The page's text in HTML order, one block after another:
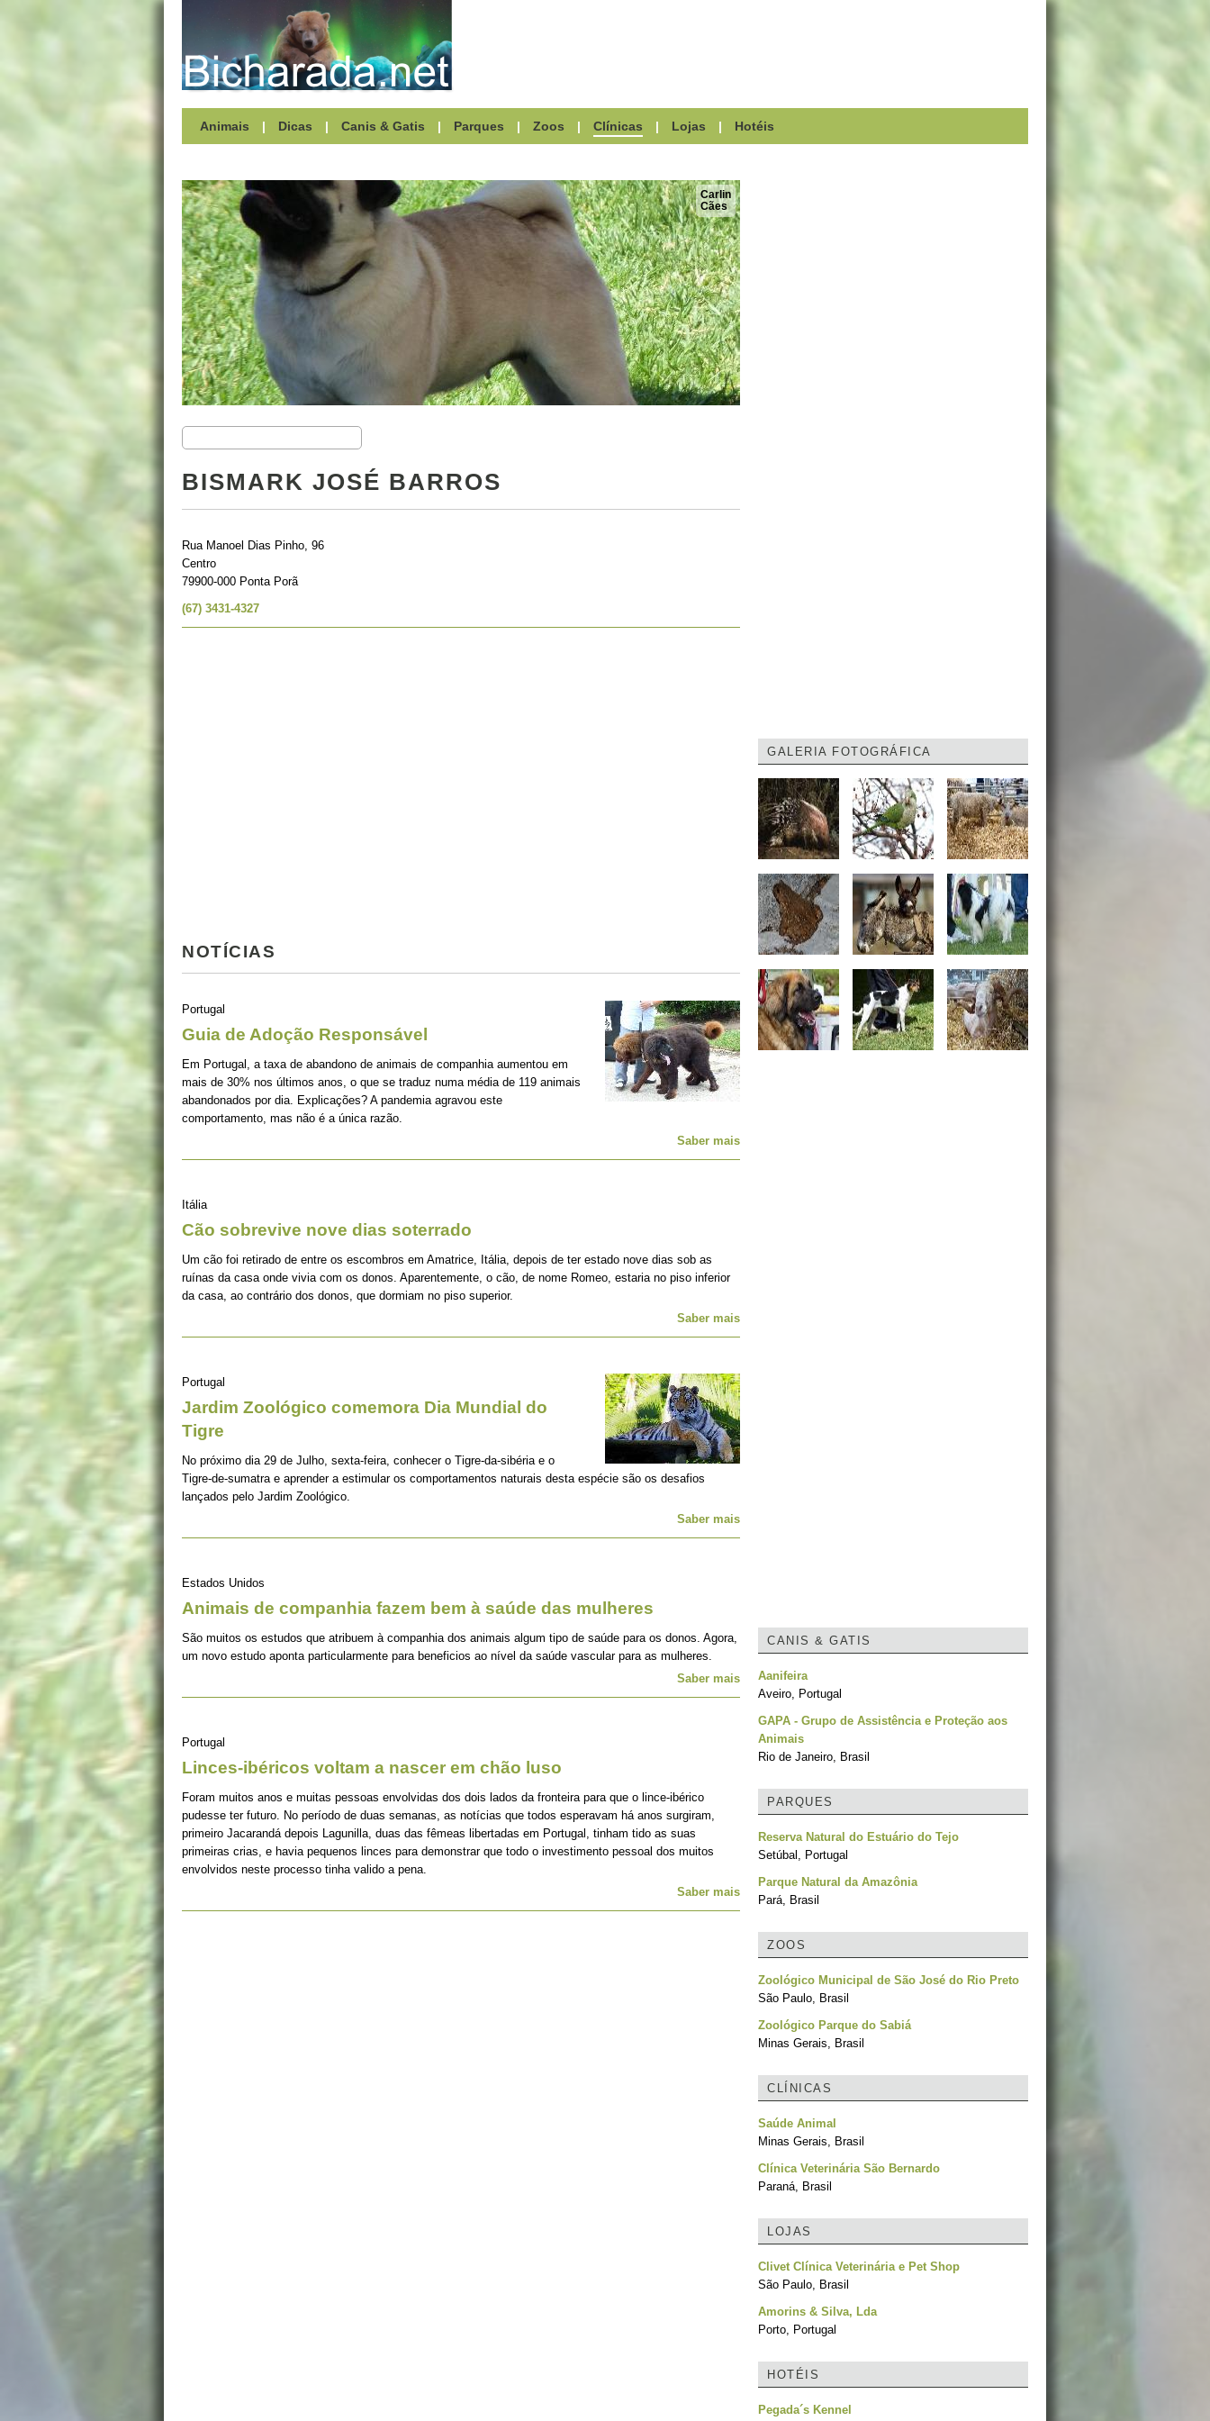
Animais | Dicas | Canis & Gatis | Parques | Zoos | Clínicas | Lojas | Hotéis
Carlin
Cães
BISMARK JOSÉ BARROS
Rua Manoel Dias Pinho, 96
Centro
79900-000 Ponta Porã
(67) 3431-4327
NOTÍCIAS
Portugal
Guia de Adoção Responsável
Em Portugal, a taxa de abandono de animais de companhia aumentou em
mais de 30% nos últimos anos, o que se traduz numa média de 119 animais
abandonados por dia. Explicações? A pandemia agravou este
comportamento, mas não é a única razão.
Saber mais
Itália
Cão sobrevive nove dias soterrado
Um cão foi retirado de entre os escombros em Amatrice, Itália, depois de ter estado nove dias sob as
ruínas da casa onde vivia com os donos. Aparentemente, o cão, de nome Romeo, estaria no piso inferior
da casa, ao contrário dos donos, que dormiam no piso superior.
Saber mais
Portugal
Jardim Zoológico comemora Dia Mundial do
Tigre
No próximo dia 29 de Julho, sexta-feira, conhecer o Tigre-da-sibéria e o
Tigre-de-sumatra e aprender a estimular os comportamentos naturais desta espécie são os desafios
lançados pelo Jardim Zoológico.
Saber mais
Estados Unidos
Animais de companhia fazem bem à saúde das mulheres
São muitos os estudos que atribuem à companhia dos animais algum tipo de saúde para os donos. Agora,
um novo estudo aponta particularmente para beneficios ao nível da saúde vascular para as mulheres.
Saber mais
Portugal
Linces-ibéricos voltam a nascer em chão luso
Foram muitos anos e muitas pessoas envolvidas dos dois lados da fronteira para que o lince-ibérico
pudesse ter futuro. No período de duas semanas, as notícias que todos esperavam há anos surgiram,
primeiro Jacarandá depois Lagunilla, duas das fêmeas libertadas em Portugal, tinham tido as suas
primeiras crias, e havia pequenos linces para demonstrar que todo o investimento pessoal dos muitos
envolvidos neste processo tinha valido a pena.
Saber mais
GALERIA FOTOGRÁFICA
CANIS & GATIS
Aanifeira
Aveiro, Portugal
GAPA - Grupo de Assistência e Proteção aos
Animais
Rio de Janeiro, Brasil
PARQUES
Reserva Natural do Estuário do Tejo
Setúbal, Portugal
Parque Natural da Amazônia
Pará, Brasil
ZOOS
Zoológico Municipal de São José do Rio Preto
São Paulo, Brasil
Zoológico Parque do Sabiá
Minas Gerais, Brasil
CLÍNICAS
Saúde Animal
Minas Gerais, Brasil
Clínica Veterinária São Bernardo
Paraná, Brasil
LOJAS
Clivet Clínica Veterinária e Pet Shop
São Paulo, Brasil
Amorins & Silva, Lda
Porto, Portugal
HOTÉIS
Pegada´s Kennel